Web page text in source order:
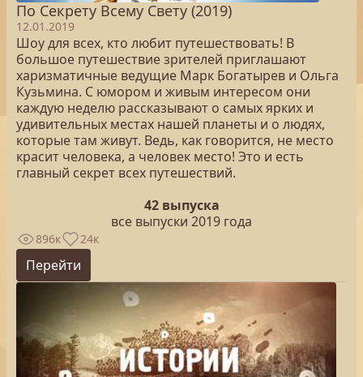
По Секрету Всему Свету (2019)
12.01.2019
Шоу для всех, кто любит путешествовать! В
большое путешествие зрителей приглашают
харизматичные ведущие Марк Богатырев и Ольга
Кузьмина. С юмором и живым интересом они
каждую неделю рассказывают о самых ярких и
удивительных местах нашей планеты и о людях,
которые там живут. Ведь, как говорится, не место
красит человека, а человек место! Это и есть
главный секрет всех путешествий.
42 выпуска
все выпуски 2019 года
896к 24к
Перейти